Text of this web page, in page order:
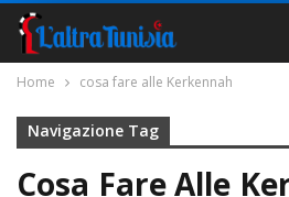
Home cosa fare alle Kerkennah
Navigazione Tag
Cosa Fare Alle